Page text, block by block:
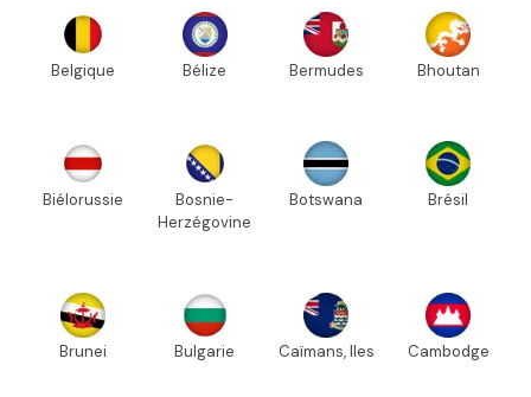
Belgique Bélize Bermudes Bhoutan
Biélorussie
Bosnie-
Herzégovine
Botswana Brésil
Brunei Bulgarie Caïmans, Iles Cambodge